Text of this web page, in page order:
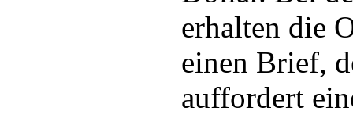
erhalten die
einen Brief,
auffordert